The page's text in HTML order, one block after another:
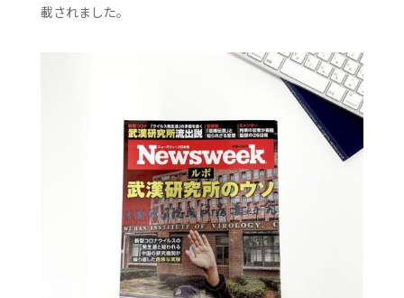
載されました。